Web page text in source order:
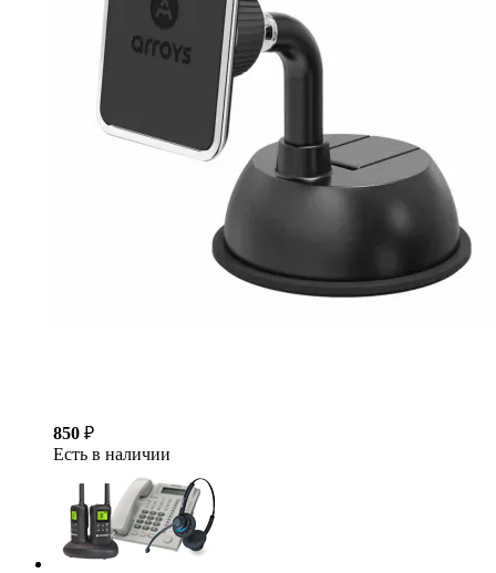
850 ₽
Есть в наличии